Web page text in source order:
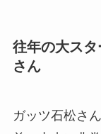
往年の大ス
さん
ガッツ石松さ